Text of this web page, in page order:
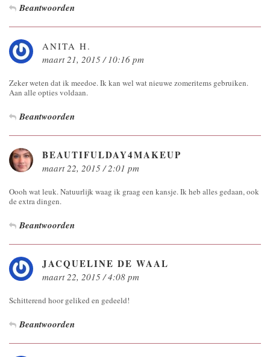
Beantwoorden
ANITA H.
maart 21, 2015 / 10:16 pm
Zeker weten dat ik meedoe. Ik kan wel wat nieuwe zomeritems gebruiken.
Aan alle opties voldaan.
Beantwoorden
BEAUTIFULDAY4MAKEUP
maart 22, 2015 / 2:01 pm
Oooh wat leuk. Natuurlijk waag ik graag een kansje. Ik heb alles gedaan, ook
de extra dingen.
Beantwoorden
JACQUELINE DE WAAL
maart 22, 2015 / 4:08 pm
Schitterend hoor geliked en gedeeld!
Beantwoorden